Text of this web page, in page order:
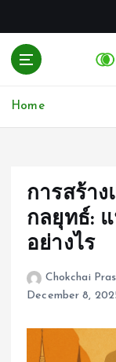
Home
การสร้าง
กลยุทธ์:
อย่างไร
Chokchai
December 8,